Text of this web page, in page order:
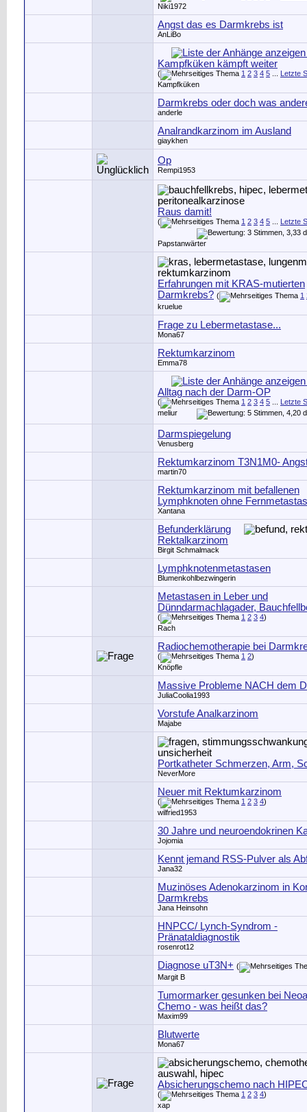
Niki1972
Angst das es Darmkrebs ist
AnLiBo
Kampfküken kämpft weiter
( 1 2 3 4 5
Letzte
Kampfküken
Darmkrebs oder doch was
anderle
Analrandkarzinom im Ausland
giaykhen
Op
Rempi1953
Raus damit!
( 1 2 3 4 5 Letzte
Papstanwärter
Erfahrungen mit KRAS-mutierten
Darmkrebs? ( 1
kruelue
Frage zu Lebermetastase...
Mona67
Rektumkarzinom
Emma78
Alltag nach der Darm-OP
( 1 2 3 4 5
Letzte
meliur
Darmspiegelung
Venusberg
Rektumkarzinom T3N1M0-
martin70
Rektumkarzinom mit befallenen
Lymphknoten ohne
Xantana
Befunderklärung
Rektalkarzinom
Birgit Schmalmack
Lymphknotenmetastasen
Blumenkohlbezwingerin
Metastasen in Leber und
Dünndarmachlagader,
( 1 2 3 4)
Rach
Radiochemotherapie bei
( 1 2)
Knöpfle
Massive Probleme NACH dem
JuliaCoolia1993
Vorstufe Analkarzinom
Majabe
Portkatheter Schmerzen, Arm,
NeverMore
Neuer mit Rektumkarzinom
( 1 2 3 4)
wilfried1953
30 Jahre und neuroendokrinen
Jojomia
Kennt jemand RSS-Pulver als
Jana32
Muzinöses Adenokarzinom in
Darmkrebs
Jana Heinsohn
HNPCC/ Lynch-Syndrom -
Pränataldiagnostik
rosenrot12
Diagnose uT3N+ (
Margit B
Tumormarker gesunken bei
Chemo - was heißt das?
Maxim99
Blutwerte
Mona67
Absicherungschemo nach
( 1 2 3 4)
xap